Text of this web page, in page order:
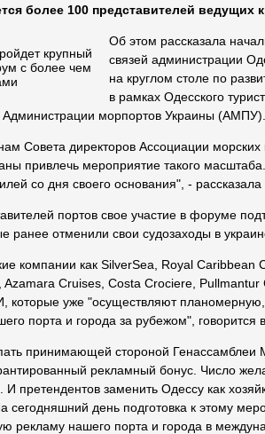
более 100 представителей ведущих
Об этом рассказала
связей администрации
на круглом столе по
в рамках Одесского
Администрации морпортов Украины (АМПУ).
Совета директоров Ассоциации
привлечь мероприятие такого
со дня своего основания", -
портов свое участие в форуме
ранее отменили свои судозаходы в
компании как SilverSea, Royal Caribbean
Azamara Cruises, Costa Crociere,
которые уже "осуществляют
порта и города за рубежом", говорится
принимающей стороной Генассамблеи
рекламный бонус. Число
И претендентов заменить Одессу как
сегодняшний день подготовка к этому
рекламу нашего порта и города в